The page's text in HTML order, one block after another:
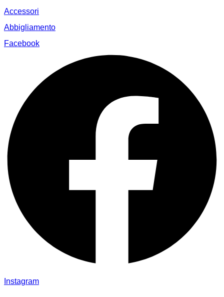
Accessori
Abbigliamento
Facebook
Instagram